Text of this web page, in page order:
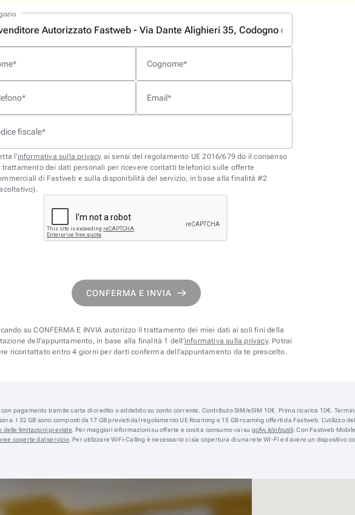
* Cognome*
* Email*
fiscale*
l'informativa sulla privacy ai sensi del regolamento UE 2016/679 do il consenso
trattamento dei dati personali per ricevere contatti telefonici sulle offerte
di Fastweb e sulla disponibilità del servizio, in base alla finalità #2
CONFERMA E INVIA
su CONFERMA E INVIA autorizzo il trattamento dei miei dati ai soli fini della
dell’appuntamento, in base alla finalità 1 dell’informativa sulla privacy. Potrai
ricontattato entro 4 giorni per darti conferma dell’appuntamento da te prescelto.
pagamento tramite carta di credito o addebito su conto corrente. Contributo SIM/eSIM 10€. Prima ricarica 10€.
I 32 GB sono composti da 17 GB previsti dal regolamento UE Roaming e 15 GB roaming offerti da Fastweb. L’utilizzo
delle limitazioni previste . Per maggiori informazioni su offerte e costi a consumo vai su gofw.it/infoutili . Con Fastweb
coperte dal servizio. Per utilizzare WiFi-Calling è necessario ci sia copertura di una rete WI-FI ed avere un dispositivo